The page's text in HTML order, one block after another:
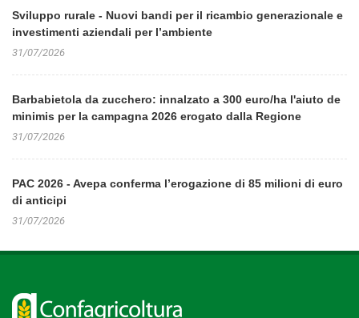
Sviluppo rurale - Nuovi bandi per il ricambio generazionale e
investimenti aziendali per l’ambiente
31/07/2026
Barbabietola da zucchero: innalzato a 300 euro/ha l'aiuto de
minimis per la campagna 2026 erogato dalla Regione
31/07/2026
PAC 2026 - Avepa conferma l’erogazione di 85 milioni di euro
di anticipi
31/07/2026